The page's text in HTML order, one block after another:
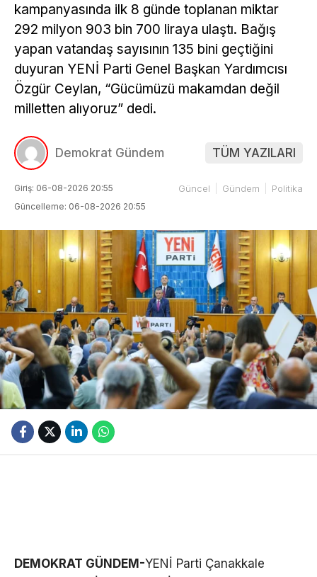
kampanyasında ilk 8 günde toplanan miktar
292 milyon 903 bin 700 liraya ulaştı. Bağış
yapan vatandaş sayısının 135 bini geçtiğini
duyuran YENİ Parti Genel Başkan Yardımcısı
Özgür Ceylan, “Gücümüzü makamdan değil
milletten alıyoruz” dedi.
Demokrat Gündem TÜM YAZILARI
Giriş: 06-08-2026 20:55
Güncelleme: 06-08-2026 20:55
Güncel Gündem Politika
DEMOKRAT GÜNDEM-YENİ Parti Çanakkale